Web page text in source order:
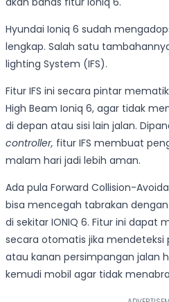
Hyundai Ioniq 6 sudah
lengkap. Salah satu
lighting System (IFS).
Fitur IFS ini secara pintar
High Beam Ioniq 6, agar tidak
di depan atau sisi lain jalan.
controller, fitur IFS membuat
malam hari jadi lebih aman.
Ada pula Forward Collision-
bisa mencegah tabrakan
di sekitar IONIQ 6. Fitur ini dapat
secara otomatis jika mendeteksi
atau kanan persimpangan jalan
kemudi mobil agar tidak